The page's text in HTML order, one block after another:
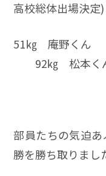
高校総体出場決定)
51㎏ 庵野
92㎏ 松本
部員たちの気迫
勝を勝ち取りまし